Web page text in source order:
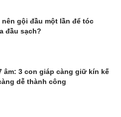
nên gội đầu một lần để tóc
đầu sạch?
âm: 3 con giáp càng giữ kín kế
dễ thành công